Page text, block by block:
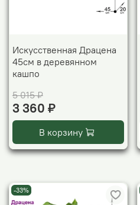
Искусственная Драцена
45см в деревянном
кашпо
5 015 ₽
3 360 ₽
В корзину
-33%